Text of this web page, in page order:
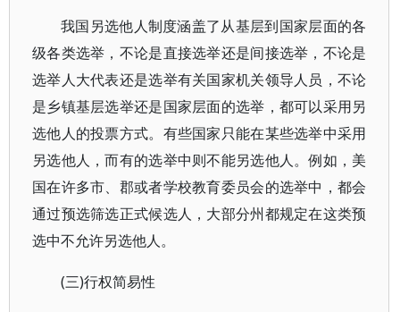
我国另选他人制度涵盖了从基层到国家层面的各
级各类选举，不论是直接选举还是间接选举，不论是
选举人大代表还是选举有关国家机关领导人员，不论
是乡镇基层选举还是国家层面的选举，都可以采用另
选他人的投票方式。有些国家只能在某些选举中采用
另选他人，而有的选举中则不能另选他人。例如，美
国在许多市、郡或者学校教育委员会的选举中，都会
通过预选筛选正式候选人，大部分州都规定在这类预
选中不允许另选他人。
(三)行权简易性